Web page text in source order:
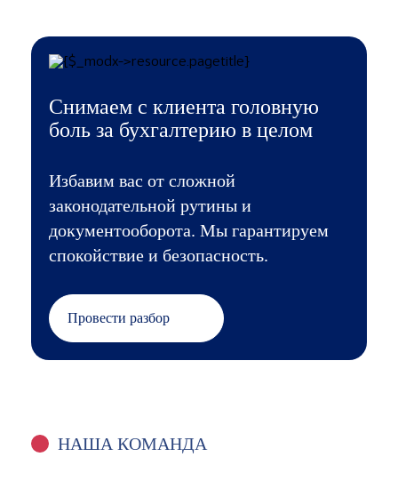
Снимаем с клиента головную
боль за бухгалтерию в целом
Избавим вас от сложной
законодательной рутины и
документооборота. Мы гарантируем
спокойствие и безопасность.
НАША КОМАНДА